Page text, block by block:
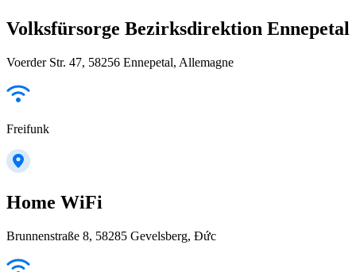
Volksfürsorge Bezirksdirektion Ennepetal
Voerder Str. 47, 58256 Ennepetal, Allemagne
Freifunk
Home WiFi
Brunnenstraße 8, 58285 Gevelsberg, Đức